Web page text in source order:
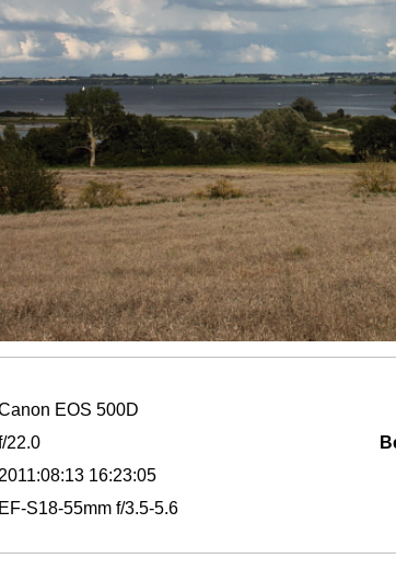
EOS 500D
22.0
2011:08:13 16:23:05
EF-S18-55mm f/3.5-5.6